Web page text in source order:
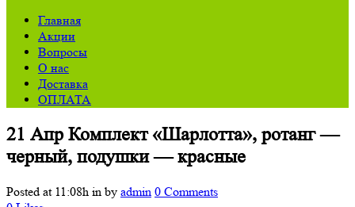
Главная
Акции
Вопросы
О нас
Доставка
ОПЛАТА
21 АпрКомплект «Шарлотта», ротанг —
черный, подушки — красные
Posted at 11:08h in by admin 0 Comments